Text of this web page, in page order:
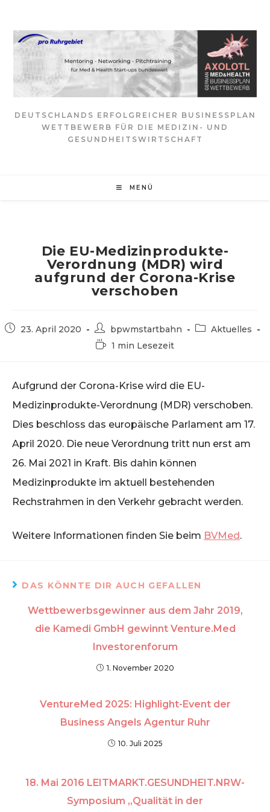
springen
DEUTSCHLANDS ERFOLGREICHER BUSINESSPLAN
WETTBEWERB FÜR DIE MEDIZIN- UND
GESUNDHEITSWIRTSCHAFT
MENÜ
Die EU-Medizinprodukte-
Verordnung (MDR) wird
aufgrund der Corona-Krise
verschoben
Beitrag23. April 2020
Beitrags-
Autor:
bpwmstartbahn
Beitrags-
Aktuelles
Lesedauer:
1 min Lesezeit
Aufgrund der Corona-Krise wird die EU-
Medizinprodukte-Verordnung (MDR) verschoben.
Dies beschloss das europäische Parlament am 17.
April 2020. Die neue Verordnung tritt nun erst am
26. Mai 2021 in Kraft. Bis dahin können
Medizinprodukte im aktuell bestehenden
Rechstrahmen in den Verkehr gebracht werden.
Weitere Informationen finden Sie beim BVMed.
DAS KÖNNTE DIR AUCH GEFALLEN
Wettbewerbsgewinner aus dem Jahr 2019,
die Kamedi GmbH gewinnt Venture.Med
Investorenforum
1. November 2020
VentureMed 2025: Highlight-Event der
Business Angels Agentur Ruhr
10. Juli 2025
18. Mai 2016 LEITMARKT.GESUNDHEIT.NRW-
Symposium „Qualität in der